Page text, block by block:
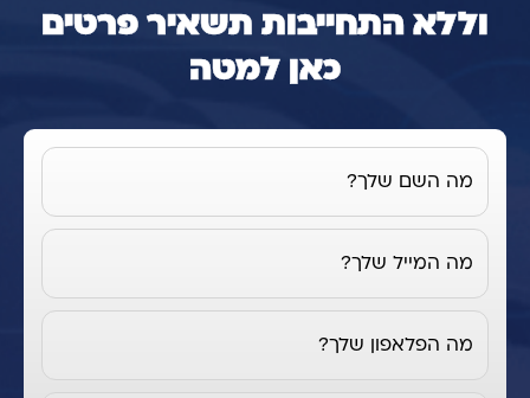
וללא התחייבות תשאיר פרטים
כאן למטה
מה השם שלך?
מה המייל שלך?
מה הפלאפון שלך?